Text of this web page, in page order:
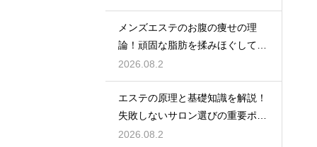
メンズエステのお腹の痩せの理
論！頑固な脂肪を揉みほぐして燃
焼をサポートする
2026.08.2
エステの原理と基礎知識を解説！
失敗しないサロン選びの重要ポイ
ント
2026.08.2